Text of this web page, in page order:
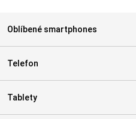
Oblíbené smartphones
Telefon
Tablety